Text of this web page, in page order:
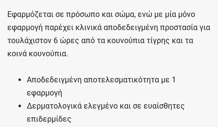
Εφαρμόζεται σε πρόσωπο και σώμα, ενώ με μία μόνο
εφαρμογή παρέχει κλινικά αποδεδειγμένη προστασία για
τουλάχιστον 6 ώρες από τα κουνούπια τίγρης και τα
κοινά κουνούπια.
Αποδεδειγμένη αποτελεσματικότητα με 1
εφαρμογή
Δερματολογικά ελεγμένο και σε ευαίσθητες
επιδερμίδες